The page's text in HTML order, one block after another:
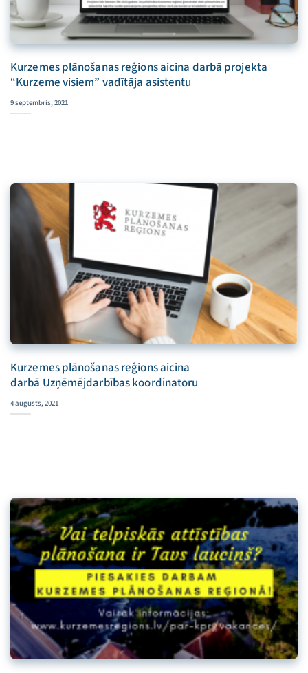
Kurzemes plānošanas reģions aicina darbā projekta
“Kurzeme visiem” vadītāja asistentu
9 septembris, 2021
Kurzemes plānošanas reģions aicina
darbā Uzņēmējdarbības koordinatoru
4 augusts, 2021